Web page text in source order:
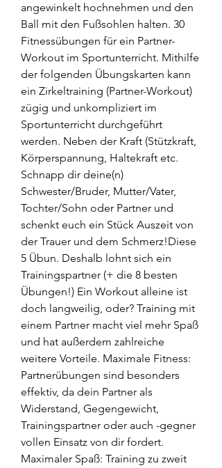
angewinkelt hochnehmen und den
Ball mit den Fußsohlen halten. 30
Fitnessübungen für ein Partner-
Workout im Sportunterricht. Mithilfe
der folgenden Übungskarten kann
ein Zirkeltraining (Partner-Workout)
zügig und unkompliziert im
Sportunterricht durchgeführt
werden. Neben der Kraft (Stützkraft,
Körperspannung, Haltekraft etc.
Schnapp dir deine(n)
Schwester/Bruder, Mutter/Vater,
Tochter/Sohn oder Partner und
schenkt euch ein Stück Auszeit von
der Trauer und dem Schmerz!Diese
5 Übun. Deshalb lohnt sich ein
Trainingspartner (+ die 8 besten
Übungen!) Ein Workout alleine ist
doch langweilig, oder? Training mit
einem Partner macht viel mehr Spaß
und hat außerdem zahlreiche
weitere Vorteile. Maximale Fitness:
Partnerübungen sind besonders
effektiv, da dein Partner als
Widerstand, Gegengewicht,
Trainingspartner oder auch -gegner
vollen Einsatz von dir fordert.
Maximaler Spaß: Training zu zweit